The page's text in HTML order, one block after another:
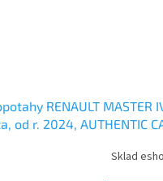
RENAULT MASTER
od r. 2024, AUTHENTIC
Sklad